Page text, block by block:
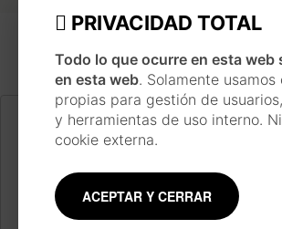
INSPIRACIÓN JAPONESA
de trabajo inspirado en la técnica y
estampas japonesas ukiyo-e,
PRIVACIDAD TOTAL
Todo lo que ocurre en esta web
en esta web. Solamente usamos
propias para gestión de
y herramientas de uso interno.
cookie externa.
ACEPTAR Y CERRAR